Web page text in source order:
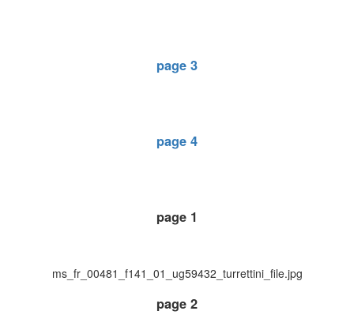
page 3
page 4
page 1
ms_fr_00481_f141_01_ug59432_turrettini_file.jpg
page 2